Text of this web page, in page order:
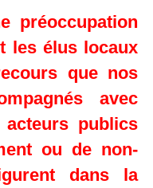
préoccupation
les élus locaux
que nos
avec
acteurs publics
ou de non-
dans la